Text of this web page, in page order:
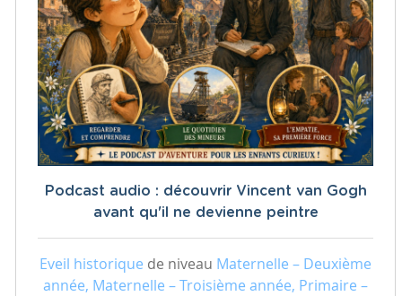
Podcast audio : découvrir Vincent van Gogh
avant qu'il ne devienne peintre
Eveil historique de niveau Maternelle – Deuxième
année, Maternelle – Troisième année, Primaire –